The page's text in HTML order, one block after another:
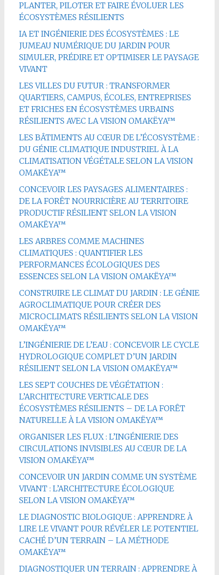
PLANTER, PILOTER ET FAIRE ÉVOLUER LES
ÉCOSYSTÈMES RÉSILIENTS
IA ET INGÉNIERIE DES ÉCOSYSTÈMES : LE
JUMEAU NUMÉRIQUE DU JARDIN POUR
SIMULER, PRÉDIRE ET OPTIMISER LE PAYSAGE
VIVANT
LES VILLES DU FUTUR : TRANSFORMER
QUARTIERS, CAMPUS, ÉCOLES, ENTREPRISES
ET FRICHES EN ÉCOSYSTÈMES URBAINS
RÉSILIENTS AVEC LA VISION OMAKËYA™
LES BÂTIMENTS AU CŒUR DE L’ÉCOSYSTÈME :
DU GÉNIE CLIMATIQUE INDUSTRIEL À LA
CLIMATISATION VÉGÉTALE SELON LA VISION
OMAKËYA™
CONCEVOIR LES PAYSAGES ALIMENTAIRES :
DE LA FORÊT NOURRICIÈRE AU TERRITOIRE
PRODUCTIF RÉSILIENT SELON LA VISION
OMAKËYA™
LES ARBRES COMME MACHINES
CLIMATIQUES : QUANTIFIER LES
PERFORMANCES ÉCOLOGIQUES DES
ESSENCES SELON LA VISION OMAKËYA™
CONSTRUIRE LE CLIMAT DU JARDIN : LE GÉNIE
AGROCLIMATIQUE POUR CRÉER DES
MICROCLIMATS RÉSILIENTS SELON LA VISION
OMAKËYA™
L’INGÉNIERIE DE L’EAU : CONCEVOIR LE CYCLE
HYDROLOGIQUE COMPLET D’UN JARDIN
RÉSILIENT SELON LA VISION OMAKËYA™
LES SEPT COUCHES DE VÉGÉTATION :
L’ARCHITECTURE VERTICALE DES
ÉCOSYSTÈMES RÉSILIENTS – DE LA FORÊT
NATURELLE À LA VISION OMAKËYA™
ORGANISER LES FLUX : L’INGÉNIERIE DES
CIRCULATIONS INVISIBLES AU CŒUR DE LA
VISION OMAKËYA™
CONCEVOIR UN JARDIN COMME UN SYSTÈME
VIVANT : L’ARCHITECTURE ÉCOLOGIQUE
SELON LA VISION OMAKËYA™
LE DIAGNOSTIC BIOLOGIQUE : APPRENDRE À
LIRE LE VIVANT POUR RÉVÉLER LE POTENTIEL
CACHÉ D’UN TERRAIN – LA MÉTHODE
OMAKËYA™
DIAGNOSTIQUER UN TERRAIN : APPRENDRE À